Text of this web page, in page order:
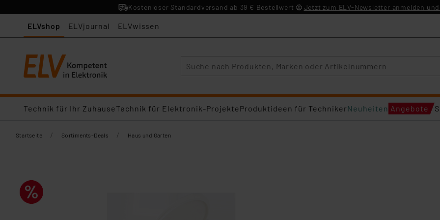
Kostenloser Standardversand ab 39 € Bestellwert Jetzt zum ELV-Newsletter anmelden
ELVshop ELVjournal ELVwissen
Technik für Ihr ZuhauseTechnik für Elektronik-ProjekteProduktideen für TechnikerNeuheiten Angebote
Startseite / Sortiments-Deals / Haus und Garten​